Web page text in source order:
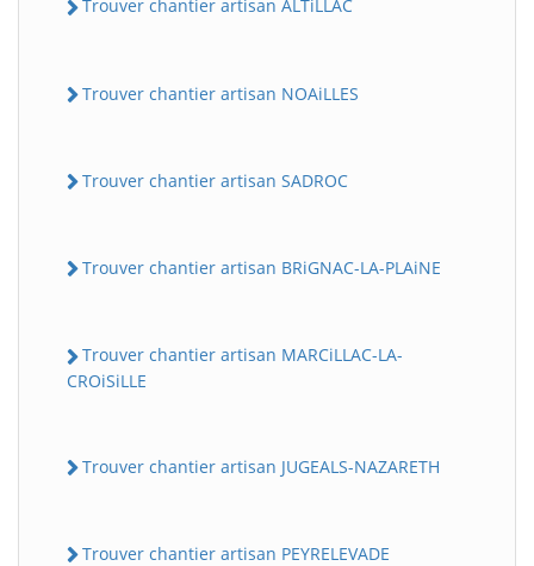
Trouver chantier artisan ALTiLLAC
Trouver chantier artisan NOAiLLES
Trouver chantier artisan SADROC
Trouver chantier artisan BRiGNAC-LA-PLAiNE
Trouver chantier artisan MARCiLLAC-LA-
CROiSiLLE
Trouver chantier artisan JUGEALS-NAZARETH
Trouver chantier artisan PEYRELEVADE